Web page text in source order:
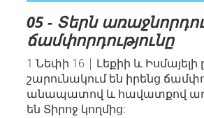
05 - Տերն
ճամփորդությունը
1 Նեփի 16 | Լեքիի և
շարունակում են իրենց
անապատով և հավատքով
են Տիրոջ կողմից: